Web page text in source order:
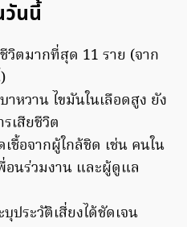
วันนี้
วิตมากที่สุด 11 ราย (จาก
าหวาน ไขมันในเลือดสูง ยัง
เสียชีวิต
ชื้อจากผู้ใกล้ชิด เช่น คนใน
อนร่วมงาน และผู้ดูแล
ประวัติเสี่ยงได้ชัดเจน